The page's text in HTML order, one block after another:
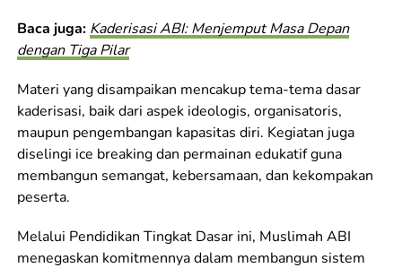
Baca juga: Kaderisasi ABI: Menjemput Masa Depan
dengan Tiga Pilar
Materi yang disampaikan mencakup tema-tema dasar
kaderisasi, baik dari aspek ideologis, organisatoris,
maupun pengembangan kapasitas diri. Kegiatan juga
diselingi ice breaking dan permainan edukatif guna
membangun semangat, kebersamaan, dan kekompakan
peserta.
Melalui Pendidikan Tingkat Dasar ini, Muslimah ABI
menegaskan komitmennya dalam membangun sistem